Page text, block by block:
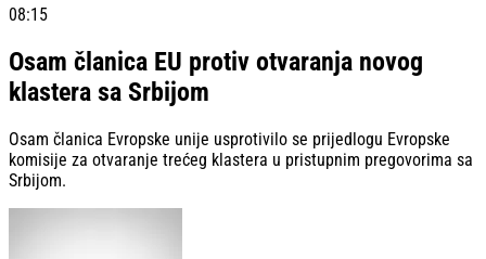
08:15
Osam članica EU protiv otvaranja novog
klastera sa Srbijom
Osam članica Evropske unije usprotivilo se prijedlogu Evropske
komisije za otvaranje trećeg klastera u pristupnim pregovorima sa
Srbijom.